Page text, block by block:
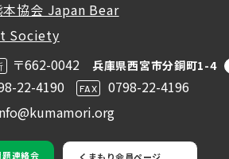
〒662-0042 兵庫県西宮市分銅町1-4
22-4190 FAX 0798-22-4196
連絡会